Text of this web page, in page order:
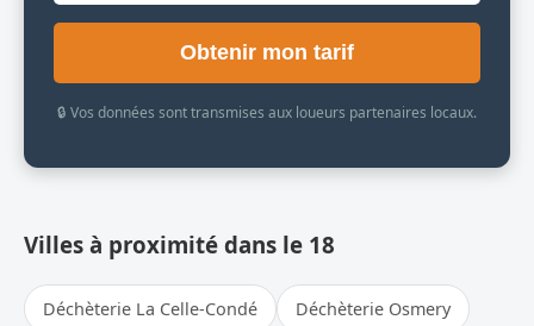
Obtenir mon tarif
🔒 Vos données sont transmises aux loueurs partenaires locaux.
Villes à proximité dans le 18
Déchèterie La Celle-Condé Déchèterie Osmery